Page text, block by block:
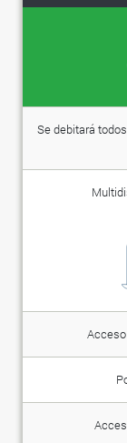
Se debitará